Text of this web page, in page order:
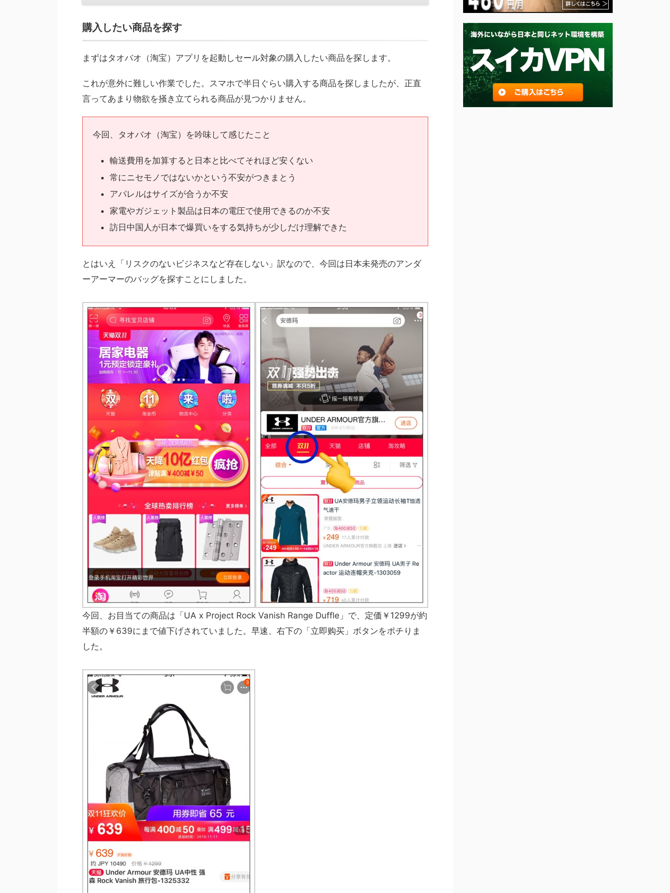
購入したい商品を探す
まずはタオバオ（淘宝）アプリを起動しセール対象の購入したい商品を探します。
これが意外に難しい作業でした。スマホで半日ぐらい購入する商品を探しましたが、正直
言ってあまり物欲を掻き立てられる商品が見つかりません。
今回、タオバオ（淘宝）を吟味して感じたこと
輸送費用を加算すると日本と比べてそれほど安くない
常にニセモノではないかという不安がつきまとう
アパレルはサイズが合うか不安
家電やガジェット製品は日本の電圧で使用できるのか不安
訪日中国人が日本で爆買いをする気持ちが少しだけ理解できた
とはいえ「リスクのないビジネスなど存在しない」訳なので、今回は日本未発売のアンダ
ーアーマーのバッグを探すことにしました。
今回、お目当ての商品は「UA x Project Rock Vanish Range Duffle」で、定価￥1299が約
半額の￥639にまで値下げされていました。早速、右下の「立即购买」ボタンをポチりま
した。